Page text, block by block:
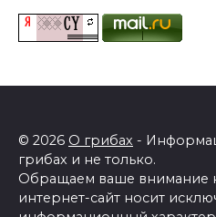
© 2026 О грибах -
грибах и не только.
Обращаем ваше внимание
интернет-сайт носит